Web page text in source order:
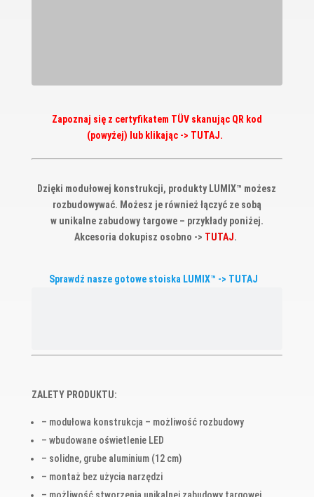
Zapoznaj się z certyfikatem TÜV skanując QR kod
(powyżej) lub klikając-> TUTAJ.
Dzięki modułowej konstrukcji, produkty LUMIX™ możesz
rozbudowywać. Możesz je również łączyć ze sobą
w unikalne zabudowy targowe – przykłady poniżej.
Akcesoria dokupisz osobno -> TUTAJ.
Sprawdź nasze gotowe stoiska LUMIX™ -> TUTAJ
ZALETY PRODUKTU:
– modułowa konstrukcja – możliwość rozbudowy
– wbudowane oświetlenie LED
– solidne, grube aluminium (12 cm)
– montaż bez użycia narzędzi
– możliwość stworzenia unikalnej zabudowy targowej